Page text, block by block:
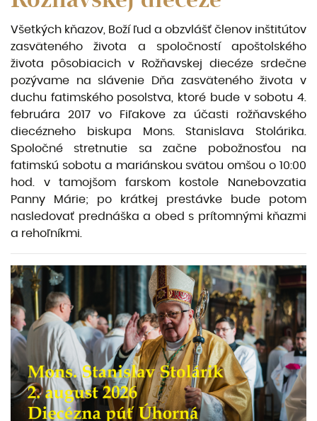
Všetkých kňazov, Boží ľud a obzvlášť členov inštitútov
zasväteného života a spoločností apoštolského
života pôsobiacich v Rožňavskej diecéze srdečne
pozývame na slávenie Dňa zasväteného života v
duchu fatimského posolstva, ktoré bude v sobotu 4.
februára 2017 vo Fiľakove za účasti rožňavského
diecézneho biskupa Mons. Stanislava Stolárika.
Spoločné stretnutie sa začne pobožnosťou na
fatimskú sobotu a mariánskou svätou omšou o 10:00
hod. v tamojšom farskom kostole Nanebovzatia
Panny Márie; po krátkej prestávke bude potom
nasledovať prednáška a obed s prítomnými kňazmi
a rehoľníkmi.